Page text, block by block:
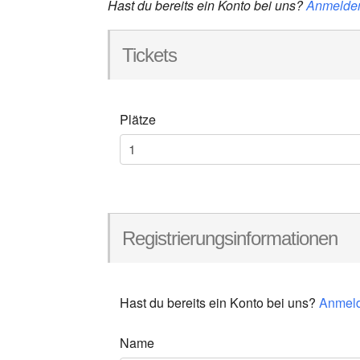
Hast du bereits ein Konto bei uns?
Tickets
Plätze
Registrierungsinformationen
Hast du bereits ein Konto bei uns?
Name